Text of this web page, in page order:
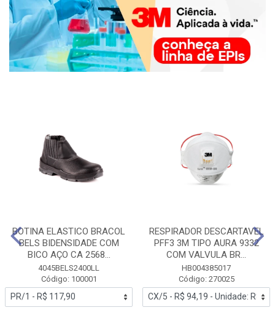
BOTINA ELASTICO BRACOL
BELS BIDENSIDADE COM
BICO AÇO CA 2568...
4045BELS2400LL
Código: 100001
RESPIRADOR DESCARTAVEL
PFF3 3M TIPO AURA 9332
COM VALVULA BR...
HB004385017
Código: 270025